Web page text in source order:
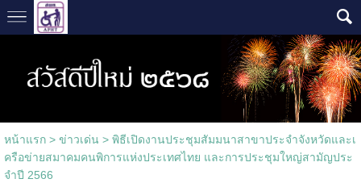
หน้าแรก> ข่าวเด่น > พิธีเปิดงานประชุมสัมมนาสาขาประจำจังหวัดและเ
ครือข่ายสมาคมคนพิการแห่งประเทศไทย และการประชุมใหญ่สามัญประ
จำปี 2566